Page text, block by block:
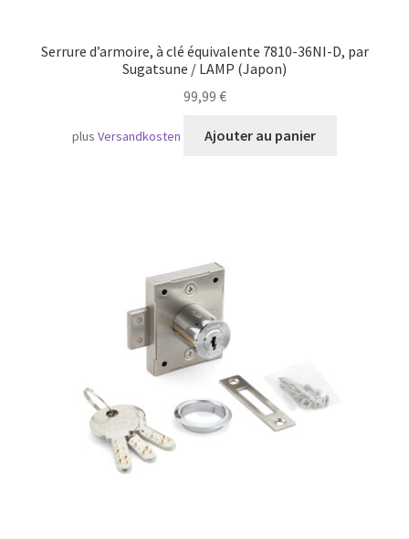
Serrure d’armoire, à clé équivalente 7810-36NI-D, par
Sugatsune / LAMP (Japon)
99,99 €
plusVersandkosten Ajouter au panier